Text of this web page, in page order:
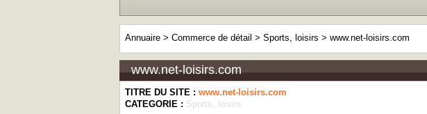
Annuaire > Commerce de détail > Sports, loisirs > www.net-loisirs.com
www.net-loisirs.com
TITRE DU SITE : www.net-loisirs.com
CATEGORIE : Sports, loisirs